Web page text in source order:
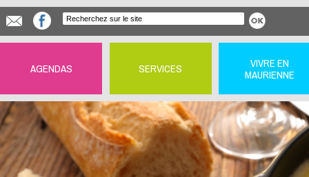
AGENDAS SERVICES
VIVRE EN
MAURIENNE